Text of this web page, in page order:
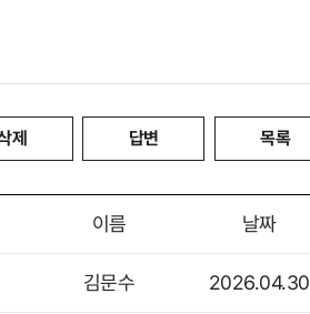
제 답변 목록
이름 날짜
김문수 2026.04.30